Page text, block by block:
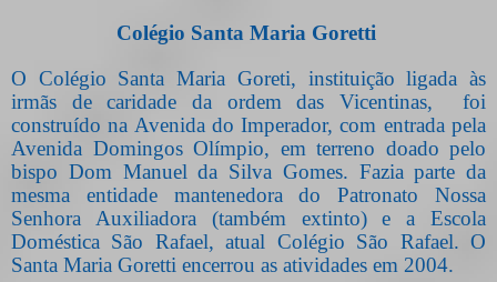
Colégio Santa Maria Goretti
O Colégio Santa Maria Goreti, instituição ligada às
irmãs de caridade da ordem das Vicentinas,
foi
construído na Avenida do Imperador, com entrada pela
Avenida Domingos Olímpio, em terreno doado pelo
bispo Dom Manuel da Silva Gomes. Fazia parte da
mesma entidade mantenedora do Patronato Nossa
Senhora Auxiliadora (também extinto) e a Escola
Doméstica São Rafael, atual Colégio São Rafael. O
Santa Maria Goretti encerrou as atividades em 2004.